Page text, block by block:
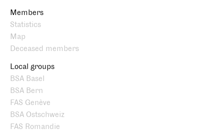
Members
Statistics
Map
Deceased members
Local groups
BSA Basel
BSA Bern
FAS Genève
BSA Ostschweiz
FAS Romandie